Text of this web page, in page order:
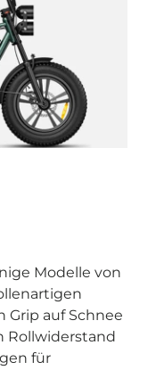
Modelle von
Grip auf Schnee
Rollwiderstand
für